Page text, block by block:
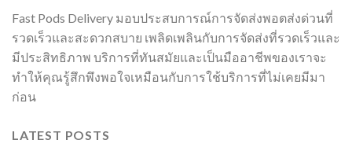
Fast Pods Delivery มอบประสบการณ์การจัดส่งพอตส่งด่วนที่
รวดเร็วและสะดวกสบาย เพลิดเพลินกับการจัดส่งที่รวดเร็วและ
มีประสิทธิภาพ บริการที่ทันสมัยและเป็นมืออาชีพของเราจะ
ทำให้คุณรู้สึกพึงพอใจเหมือนกับการใช้บริการที่ไม่เคยมีมา
ก่อน
LATEST POSTS